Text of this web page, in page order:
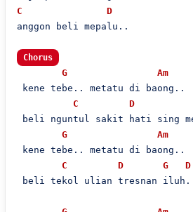
C
D
anggon beli mepalu..
Chorus
G
Am
kene tebe.. metatu di baong..
C
D
beli nguntul sakit hati sing
G
Am
kene tebe.. metatu di baong..
C
D G
D
beli tekol ulian tresnan